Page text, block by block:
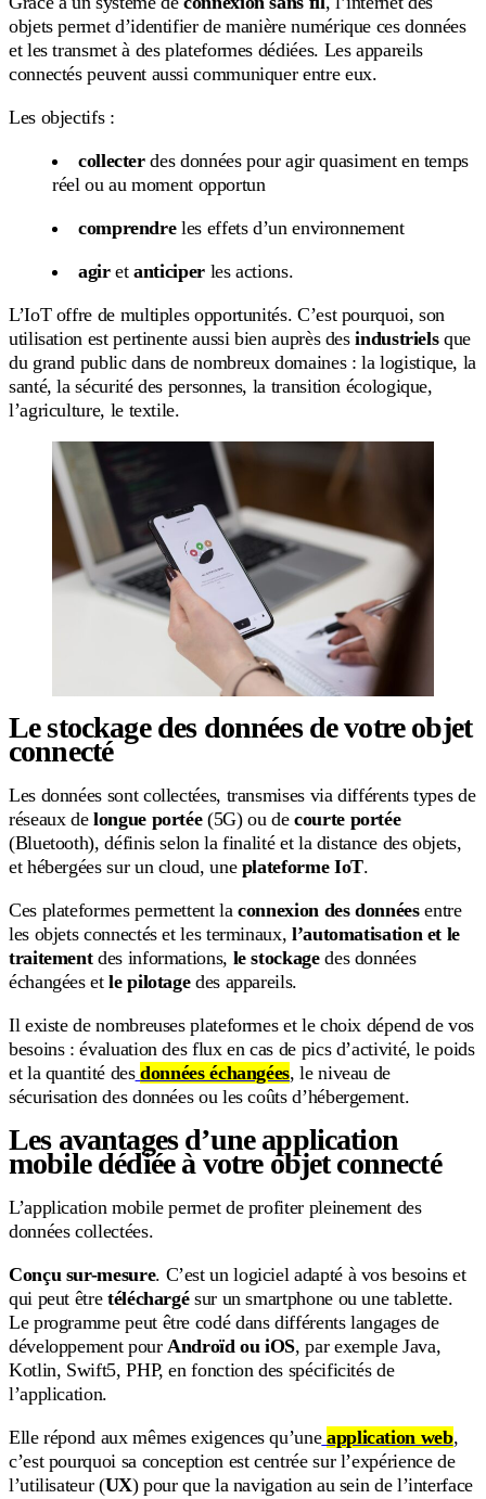
objets permet d’identifier de manière numérique ces données
et les transmet à des plateformes dédiées. Les appareils
connectés peuvent aussi communiquer entre eux.
Les objectifs :
collecterdes données pour agir quasiment en temps
réel ou au moment opportun
comprendreles effets d’un environnement
agiretanticiperles actions.
L’IoT offre de multiples opportunités. C’est pourquoi, son
utilisation est pertinente aussi bien auprès desindustrielsque
du grand public dans de nombreux domaines : la logistique, la
santé, la sécurité des personnes, la transition écologique,
l’agriculture, le textile.
Le stockage des données de votre objet
connecté
Les données sont collectées, transmises via différents types de
réseaux delongue portée(5G) ou decourte portée
(Bluetooth), définis selon la finalité et la distance des objets,
et hébergées sur un cloud, une plateforme IoT.
Ces plateformes permettent laconnexion des donnéesentre
les objets connectés et les terminaux, l’automatisation et le
traitementdes informations, le stockagedes données
échangées etle pilotagedes appareils.
Il existe de nombreuses plateformes et le choix dépend de vos
besoins : évaluation des flux en cas de pics d’activité, le poids
et la quantité des données échangées, le niveau de
sécurisation des données ou les coûts d’hébergement.
Les avantages d’une application
mobile dédiée à votre objet connecté
L’application mobile permet de profiter pleinement des
données collectées.
Conçu sur-mesure. C’est un logiciel adapté à vos besoins et
qui peut être téléchargésur un smartphone ou une tablette.
Le programme peut être codé dans différents langages de
développement pour Androïd ou iOS, par exemple Java,
Kotlin, Swift5, PHP, en fonction des spécificités de
l’application.
Elle répond aux mêmes exigences qu’une application web,
c’est pourquoi sa conception est centrée sur l’expérience de
l’utilisateur (UX) pour que la navigation au sein de l’interface